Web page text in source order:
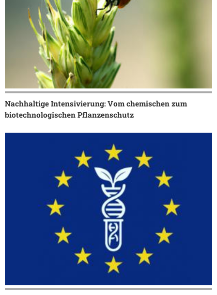
Nachhaltige Intensivierung: Vom chemischen zum
biotechnologischen Pflanzenschutz